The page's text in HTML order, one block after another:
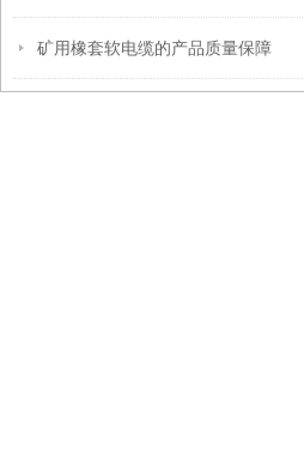
矿用橡套软电缆的产品质量保障